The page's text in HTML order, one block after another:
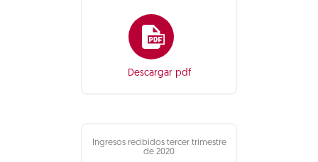
Descargar pdf
Ingresos recibidos tercer trimestre
de 2020